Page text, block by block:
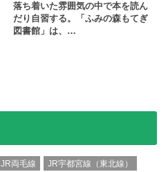
落ち着いた雰囲気の中で本を読ん
だり自習する。「ふみの森もてぎ
図書館」は、…
JR両毛線
JR宇都宮線（東北線）